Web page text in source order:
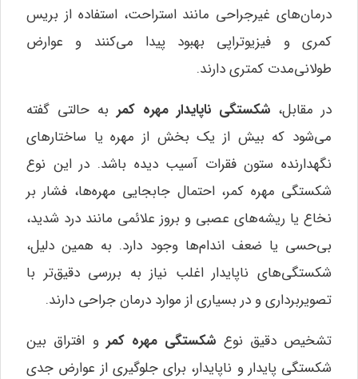
درمان‌های غیرجراحی مانند استراحت، استفاده از بریس
کمری و فیزیوتراپی بهبود پیدا می‌کنند و عوارض
طولانی‌مدت کمتری دارند.
در مقابل، شکستگی ناپایدار مهره کمر به حالتی گفته
می‌شود که بیش از یک بخش از مهره یا ساختارهای
نگهدارنده ستون فقرات آسیب دیده باشد. در این نوع
شکستگی مهره کمر، احتمال جابجایی مهره‌ها، فشار بر
نخاع یا ریشه‌های عصبی و بروز علائمی مانند درد شدید،
بی‌حسی یا ضعف اندام‌ها وجود دارد. به همین دلیل،
شکستگی‌های ناپایدار اغلب نیاز به بررسی دقیق‌تر با
تصویربرداری و در بسیاری از موارد درمان جراحی دارند.
تشخیص دقیق نوع شکستگی مهره کمر و افتراق بین
شکستگی پایدار و ناپایدار، برای جلوگیری از عوارض جدی